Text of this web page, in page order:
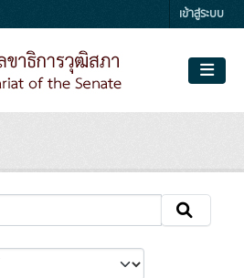
เข้าสู่ระบบ